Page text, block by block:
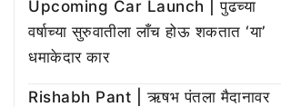
Upcoming Car Launch | पुढच्या
वर्षाच्या सुरुवातीला लाँच होऊ शकतात ‘या’
धमाकेदार कार
Rishabh Pant | ऋषभ पंतला मैदानावर